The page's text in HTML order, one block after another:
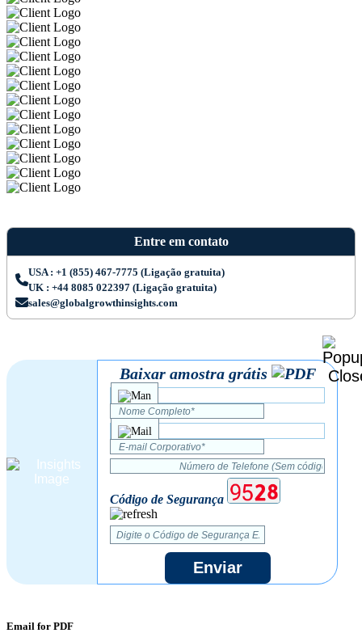
Entre em contato
USA : +1 (855) 467-7775 (Ligação gratuita)
UK : +44 8085 022397 (Ligação gratuita)
sales@globalgrowthinsights.com
Baixar amostra grátis
Código de Segurança
Enviar
Email for PDF